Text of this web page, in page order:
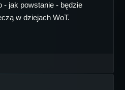
- jak powstanie - będzie
w dziejach WoT.